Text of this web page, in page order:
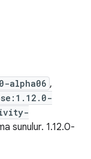
alpha06 ,
sunulur. 1.12.0-